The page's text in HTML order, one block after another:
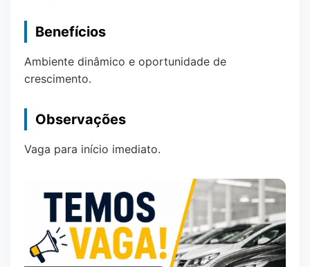
Benefícios
Ambiente dinâmico e oportunidade de
crescimento.
Observações
Vaga para início imediato.